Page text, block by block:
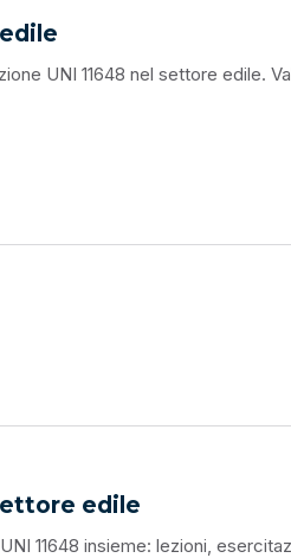
UNI 11648 nel settore edile.
edile
11648 insieme: lezioni,